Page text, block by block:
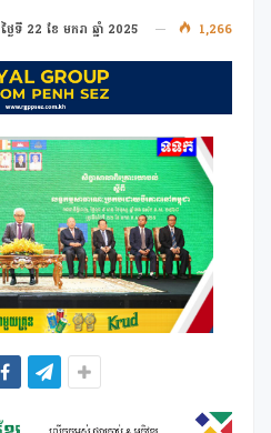
ថ្ងៃទី 22 ខែ មករា ឆ្នាំ 2025 1,266